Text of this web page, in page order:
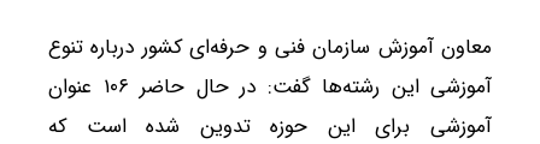
معاون آموزش سازمان فنی و حرفه‌ای کشور درباره تنوع
آموزشی این رشته‌ها گفت: در حال حاضر ۱۰۶ عنوان
آموزشی برای این حوزه تدوین شده است که